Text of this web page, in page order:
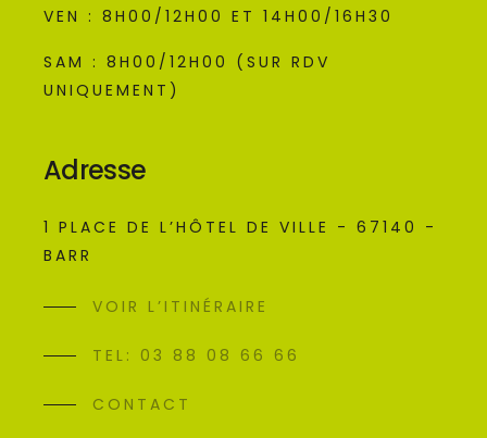
VEN : 8H00/12H00 ET 14H00/16H30
SAM : 8H00/12H00 (SUR RDV
UNIQUEMENT)
Adresse
1 PLACE DE L’HÔTEL DE VILLE - 67140 -
BARR
VOIR L’ITINÉRAIRE
TEL: 03 88 08 66 66
CONTACT